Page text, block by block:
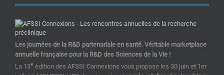
Les journées de la R&D partenariale en santé. Véritable marketplace
annuelle française pour la R&D des Sciences de la Vie !
La 13e édition des AFSSI Connexions vous propose les 30 juin et 1er